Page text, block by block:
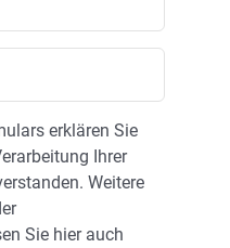
erklären Sie
Ihrer
Weitere
Sie hier auch